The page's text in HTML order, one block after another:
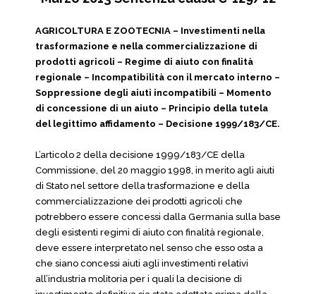
AGRICOLTURA E ZOOTECNIA – Investimenti nella
trasformazione e nella commercializzazione di
prodotti agricoli – Regime di aiuto con finalità
regionale – Incompatibilità con il mercato interno –
Soppressione degli aiuti incompatibili – Momento
di concessione di un aiuto – Principio della tutela
del legittimo affidamento – Decisione 1999/183/CE.
L’articolo 2 della decisione 1999/183/CE della
Commissione, del 20 maggio 1998, in merito agli aiuti
di Stato nel settore della trasformazione e della
commercializzazione dei prodotti agricoli che
potrebbero essere concessi dalla Germania sulla base
degli esistenti regimi di aiuto con finalità regionale,
deve essere interpretato nel senso che esso osta a
che siano concessi aiuti agli investimenti relativi
all’industria molitoria per i quali la decisione di